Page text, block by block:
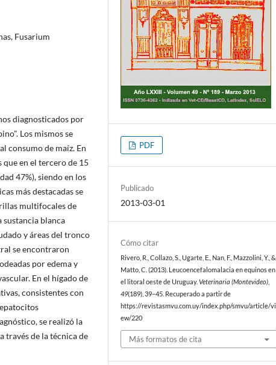
Fusarium
diagnosticados por
Los mismos se
consumo de maíz. En
en el tercero de 15
47%), siendo en los
más destacadas se
multifocales de
blanca
y áreas del tronco
se encontraron
por edema y
En el hígado de
consistentes con
se realizó la
través de la técnica de
PDF
Publicado
2013-03-01
Cómo citar
Rivero, R., Collazo, S., Ugarte, E., Nan, F., Mazzolini, Y., &
Matto, C. (2013). Leucoencefalomalacia en equinos en
el litoral oeste de Uruguay.Veterinaria (Montevideo)
49(189), 39–45. Recuperado a partir de
https://revistasmvu.com.uy/index.php/smvu/article/vi
ew/220
Más formatos de cita